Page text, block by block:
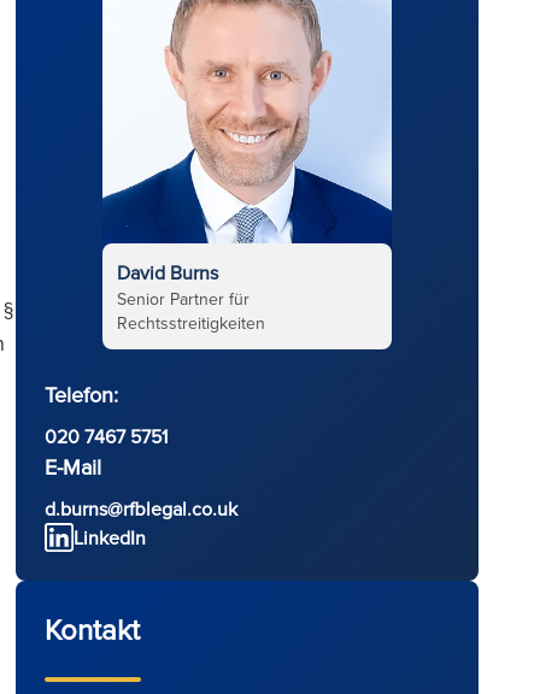
David Burns
Senior Partner für
Rechtsstreitigkeiten
Telefon:
020 7467 5751
E-Mail
d.burns@rfblegal.co.uk
LinkedIn
Kontakt